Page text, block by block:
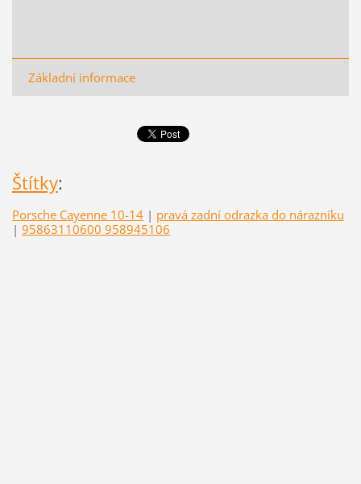
Základní informace
Štítky:
Porsche Cayenne 10-14 | pravá zadní odrazka do nárazníku
| 95863110600 958945106